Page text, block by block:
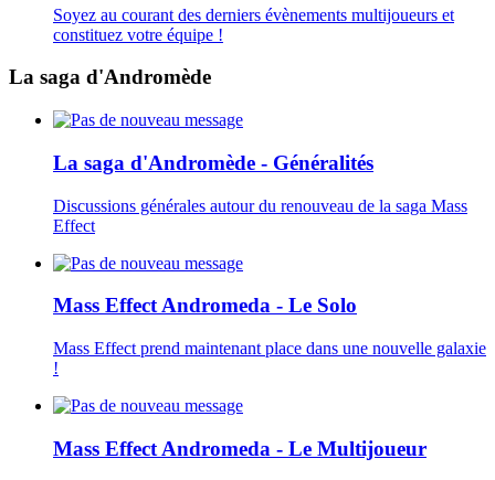
Soyez au courant des derniers évènements multijoueurs et
constituez votre équipe !
La saga d'Andromède
La saga d'Andromède - Généralités
Discussions générales autour du renouveau de la saga Mass
Effect
Mass Effect Andromeda - Le Solo
Mass Effect prend maintenant place dans une nouvelle galaxie
!
Mass Effect Andromeda - Le Multijoueur